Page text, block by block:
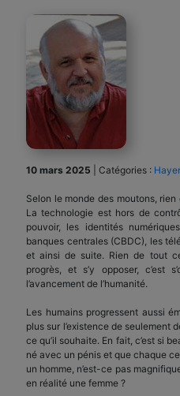
10 mars 2025 Catégories :
Selon le monde des moutons, rien
La technologie est hors de
pouvoir, les identités
banques centrales (CBDC), les
et ainsi de suite. Rien de tout
progrès, et s’y opposer, c’est
l’avancement de l’humanité.
Les humains progressent aussi
plus sur l’existence de seulement
ce qu’il souhaite. En fait, c’est si
né avec un pénis et que chaque
un homme, n’est-ce pas
en réalité une femme ?